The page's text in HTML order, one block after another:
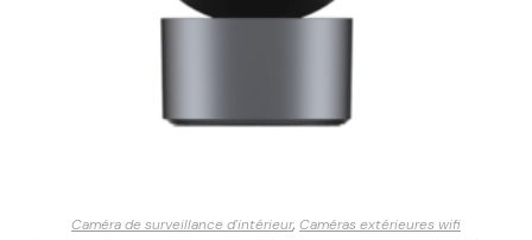
Caméra de surveillance d'intérieur, Caméras extérieures wifi